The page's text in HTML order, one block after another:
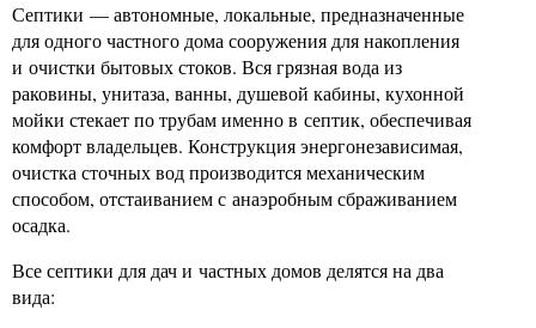
Септики — автономные, локальные, предназначенные
для одного частного дома сооружения для накопления
и очистки бытовых стоков. Вся грязная вода из
раковины, унитаза, ванны, душевой кабины, кухонной
мойки стекает по трубам именно в септик, обеспечивая
комфорт владельцев. Конструкция энергонезависимая,
очистка сточных вод производится механическим
способом, отстаиванием с анаэробным сбраживанием
осадка.
Все септики для дач и частных домов делятся на два
вида: